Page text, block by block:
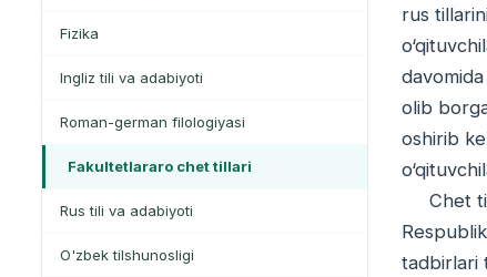
Fizika
Ingliz tili va adabiyoti
Roman-german filologiyasi
Fakultetlararo chet tillari
Rus tili va adabiyoti
O'zbek tilshunosligi
rus
olib
oshirib
Chet
tadbirlari